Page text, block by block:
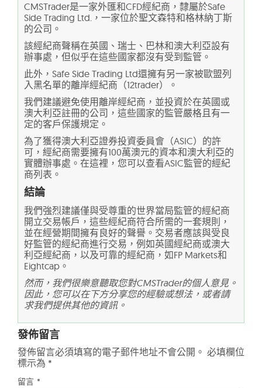
CMSTrader是一家外匯和CFD經紀商，隸屬於Safe
Side Trading Ltd.，一家位於聖文森特和格林納丁斯
的公司。
該經紀商聲稱在英國、瑞士、巴林和澳大利亞設有
辦事處，但似乎在這些國家都沒有受到監管。
此外，Safe Side Trading Ltd還擁有另一家被歐盟列
入黑名單的離岸經紀商（12trader）。
我們建議避免使用離岸經紀商，並投資於在英國或
澳大利亞註冊的公司，這些國家的監管嚴格且有一
定的客戶保護規定。
為了獲得澳大利亞證券投資委員會（ASIC）的許
可，經紀商需要擁有100萬澳元的資本和澳大利亞的
實體辦事處。在這裡，您可以查看ASIC監管的經紀
商列表。
結論
我們強烈建議僅與受尊重的世界當局監管的經紀商
開立交易帳戶，這些經紀商符合所需的一套規則，
並在經營期間擁有良好的聲譽。交易者應該與受良
好監管的經紀商進行交易，例如英國經紀商或澳大
利亞經紀商，以及可靠的經紀商，如FP Markets和
Eightcap。
然而，我們很樂意聽取您對CMSTrader的個人意見。
因此，您可以在下方分享您的經驗或想法，或者請
求我們提供其他的資訊。
發佈留言
發佈留言必須填寫的電子郵件地址不會公開。 必填欄位
標示為 *
留言 *